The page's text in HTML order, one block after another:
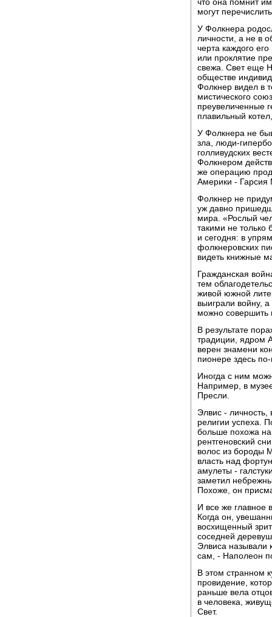
могут
У Фолкнера
личности, а не в
черта каждого
или проклятие
свежа. Свет еще
обществе
Фолкнер видел в
мистического
преувеличенные
плавильный
У Фолкнера не
зла, люди-
голливудских
Фолкнером
же операцию
Америки - Гарсия
Фолкнер не
уж давно
мира. «Рослый
такими не только
и сегодня: в
фолкнеровских
видеть книжные
Гражданская
тем
живой южной
выиграли войну,
можно совершить
В результате
традиции, ядром
верен знамени
пионере здесь
Иногда с ним
Например, в
Пресли.
Элвис -
религии успеха.
больше похожа
рентгеновский
волос из бороды
власть над
амулеты -
заметил
Похоже, он
И все же главное
Когда он,
восхищенный
соседней
Элвиса называли
сам, - Наполеон
В этом странном
провидение,
раньше вела
в человека,
Свет.